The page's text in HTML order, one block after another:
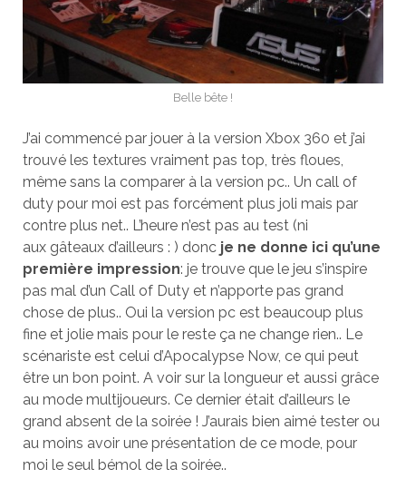
Belle bête !
J’ai commencé par jouer à la version Xbox 360 et j’ai
trouvé les textures vraiment pas top, très floues,
même sans la comparer à la version pc.. Un call of
duty pour moi est pas forcément plus joli mais par
contre plus net.. L’heure n’est pas au test (ni
aux gâteaux d’ailleurs : ) donc je ne donne ici qu’une
première impression: je trouve que le jeu s’inspire
pas mal d’un Call of Duty et n’apporte pas grand
chose de plus.. Oui la version pc est beaucoup plus
fine et jolie mais pour le reste ça ne change rien.. Le
scénariste est celui d’Apocalypse Now, ce qui peut
être un bon point. A voir sur la longueur et aussi grâce
au mode multijoueurs. Ce dernier était d’ailleurs le
grand absent de la soirée ! J’aurais bien aimé tester ou
au moins avoir une présentation de ce mode, pour
moi le seul bémol de la soirée..